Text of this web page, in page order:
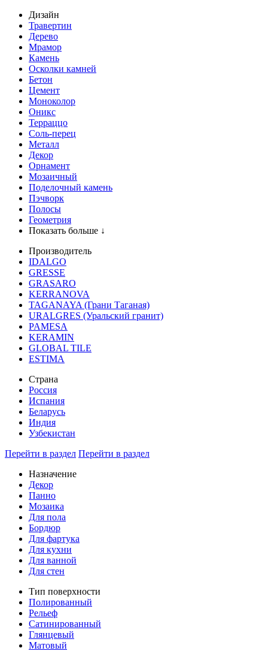
Дизайн
Травертин
Дерево
Мрамор
Камень
Осколки камней
Бетон
Цемент
Моноколор
Оникс
Терраццо
Соль-перец
Металл
Декор
Орнамент
Мозаичный
Поделочный камень
Пэчворк
Полосы
Геометрия
Показать больше ↓
Производитель
IDALGO
GRESSE
GRASARO
KERRANOVA
TAGANAYA (Грани Таганая)
URALGRES (Уральский гранит)
PAMESA
KERAMIN
GLOBAL TILE
ESTIMA
Страна
Россия
Испания
Беларусь
Индия
Узбекистан
Перейти в раздел Перейти в раздел
Назначение
Декор
Панно
Мозаика
Для пола
Бордюр
Для фартука
Для кухни
Для ванной
Для стен
Тип поверхности
Полированный
Рельеф
Сатинированный
Глянцевый
Матовый